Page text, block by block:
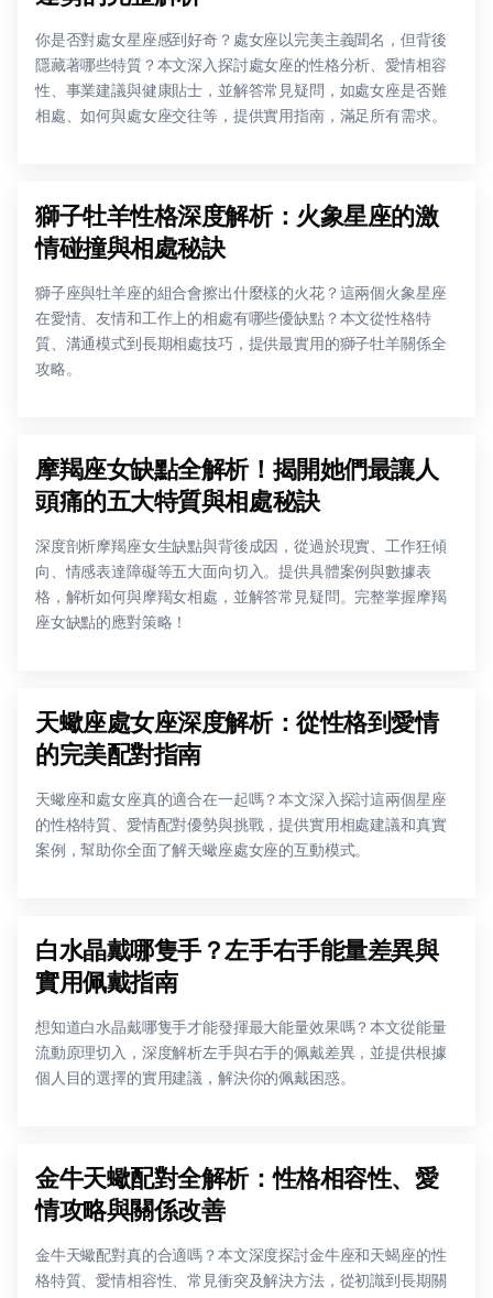
你是否對處女星座感到好奇？處女座以完美主義聞名，但背後
隱藏著哪些特質？本文深入探討處女座的性格分析、愛情相容
性、事業建議與健康貼士，並解答常見疑問，如處女座是否難
相處、如何與處女座交往等，提供實用指南，滿足所有需求。
獅子牡羊性格深度解析：火象星座的激
情碰撞與相處秘訣
獅子座與牡羊座的組合會擦出什麼樣的火花？這兩個火象星座
在愛情、友情和工作上的相處有哪些優缺點？本文從性格特
質、溝通模式到長期相處技巧，提供最實用的獅子牡羊關係全
攻略。
摩羯座女缺點全解析！揭開她們最讓人
頭痛的五大特質與相處秘訣
深度剖析摩羯座女生缺點與背後成因，從過於現實、工作狂傾
向、情感表達障礙等五大面向切入。提供具體案例與數據表
格，解析如何與摩羯女相處，並解答常見疑問。完整掌握摩羯
座女缺點的應對策略！
天蠍座處女座深度解析：從性格到愛情
的完美配對指南
天蠍座和處女座真的適合在一起嗎？本文深入探討這兩個星座
的性格特質、愛情配對優勢與挑戰，提供實用相處建議和真實
案例，幫助你全面了解天蠍座處女座的互動模式。
白水晶戴哪隻手？左手右手能量差異與
實用佩戴指南
想知道白水晶戴哪隻手才能發揮最大能量效果嗎？本文從能量
流動原理切入，深度解析左手與右手的佩戴差異，並提供根據
個人目的選擇的實用建議，解決你的佩戴困惑。
金牛天蠍配對全解析：性格相容性、愛
情攻略與關係改善
金牛天蠍配對真的合適嗎？本文深度探討金牛座和天蝎座的性
格特質、愛情相容性、常見衝突及解決方法，從初識到長期關